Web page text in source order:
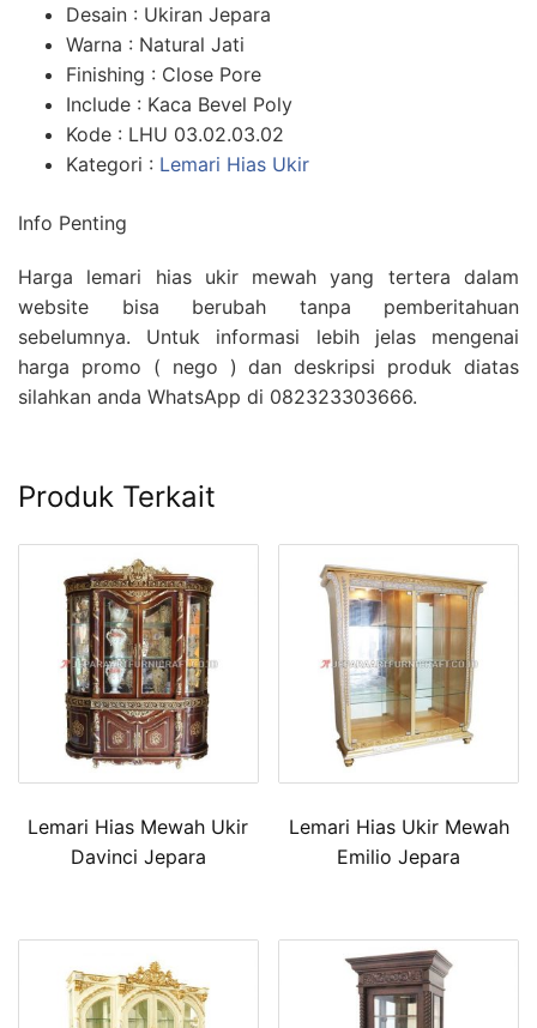
Desain : Ukiran Jepara
Warna : Natural Jati
Finishing : Close Pore
Include : Kaca Bevel Poly
Kode : LHU 03.02.03.02
Kategori : Lemari Hias Ukir
Info Penting
Harga lemari hias ukir mewah yang tertera dalam
website bisa berubah tanpa pemberitahuan
sebelumnya. Untuk informasi lebih jelas mengenai
harga promo ( nego ) dan deskripsi produk diatas
silahkan anda WhatsApp di 082323303666.
Produk Terkait
Lemari Hias Mewah Ukir
Davinci Jepara
Lemari Hias Ukir Mewah
Emilio Jepara